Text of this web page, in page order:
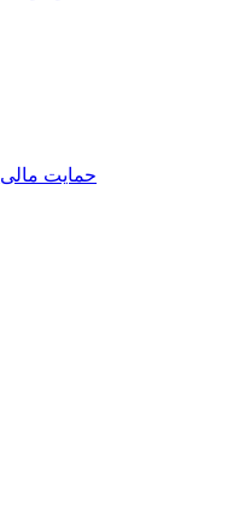
حمایت مالی